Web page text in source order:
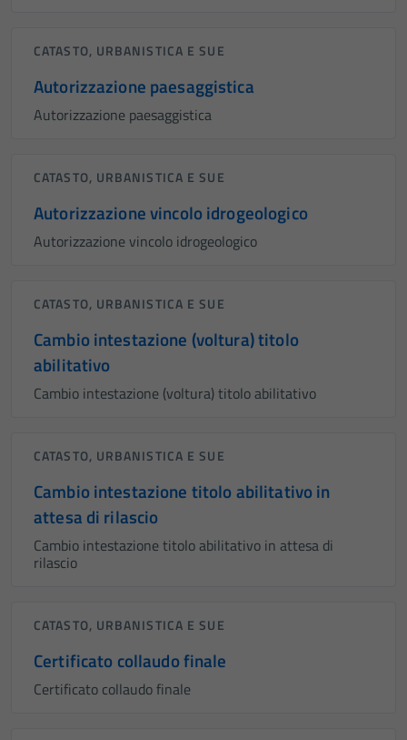
CATASTO, URBANISTICA E SUE
Autorizzazione paesaggistica
Autorizzazione paesaggistica
CATASTO, URBANISTICA E SUE
Autorizzazione vincolo idrogeologico
Autorizzazione vincolo idrogeologico
CATASTO, URBANISTICA E SUE
Cambio intestazione (voltura) titolo
abilitativo
Cambio intestazione (voltura) titolo abilitativo
CATASTO, URBANISTICA E SUE
Cambio intestazione titolo abilitativo in
attesa di rilascio
Cambio intestazione titolo abilitativo in attesa di
rilascio
CATASTO, URBANISTICA E SUE
Certificato collaudo finale
Certificato collaudo finale